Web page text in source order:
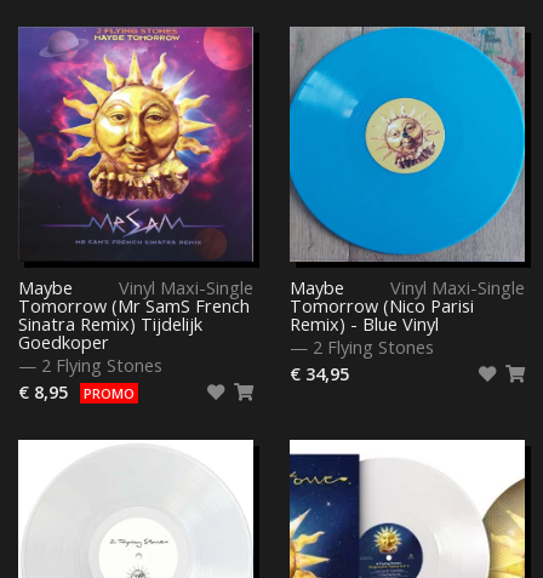
Vinyl Maxi-Single
Maybe
Tomorrow (Mr SamS French
Sinatra Remix) Tijdelijk
Goedkoper
— 2 Flying Stones
€ 8,95
PROMO
Vinyl Maxi-Single
Maybe
Tomorrow (Nico Parisi
Remix) - Blue Vinyl
— 2 Flying Stones
€ 34,95